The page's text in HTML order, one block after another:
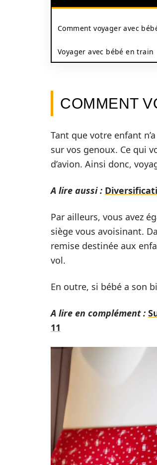
Comment voyager avec
Voyager avec bébé en train
COMMENT
Tant que votre enfant
sur vos genoux. Ce qui
d’avion. Ainsi donc,
A lire aussi :
Par ailleurs, vous avez
siège vous avoisinant.
remise destinée aux
vol.
En outre, si bébé a son
A lire en complément :
11